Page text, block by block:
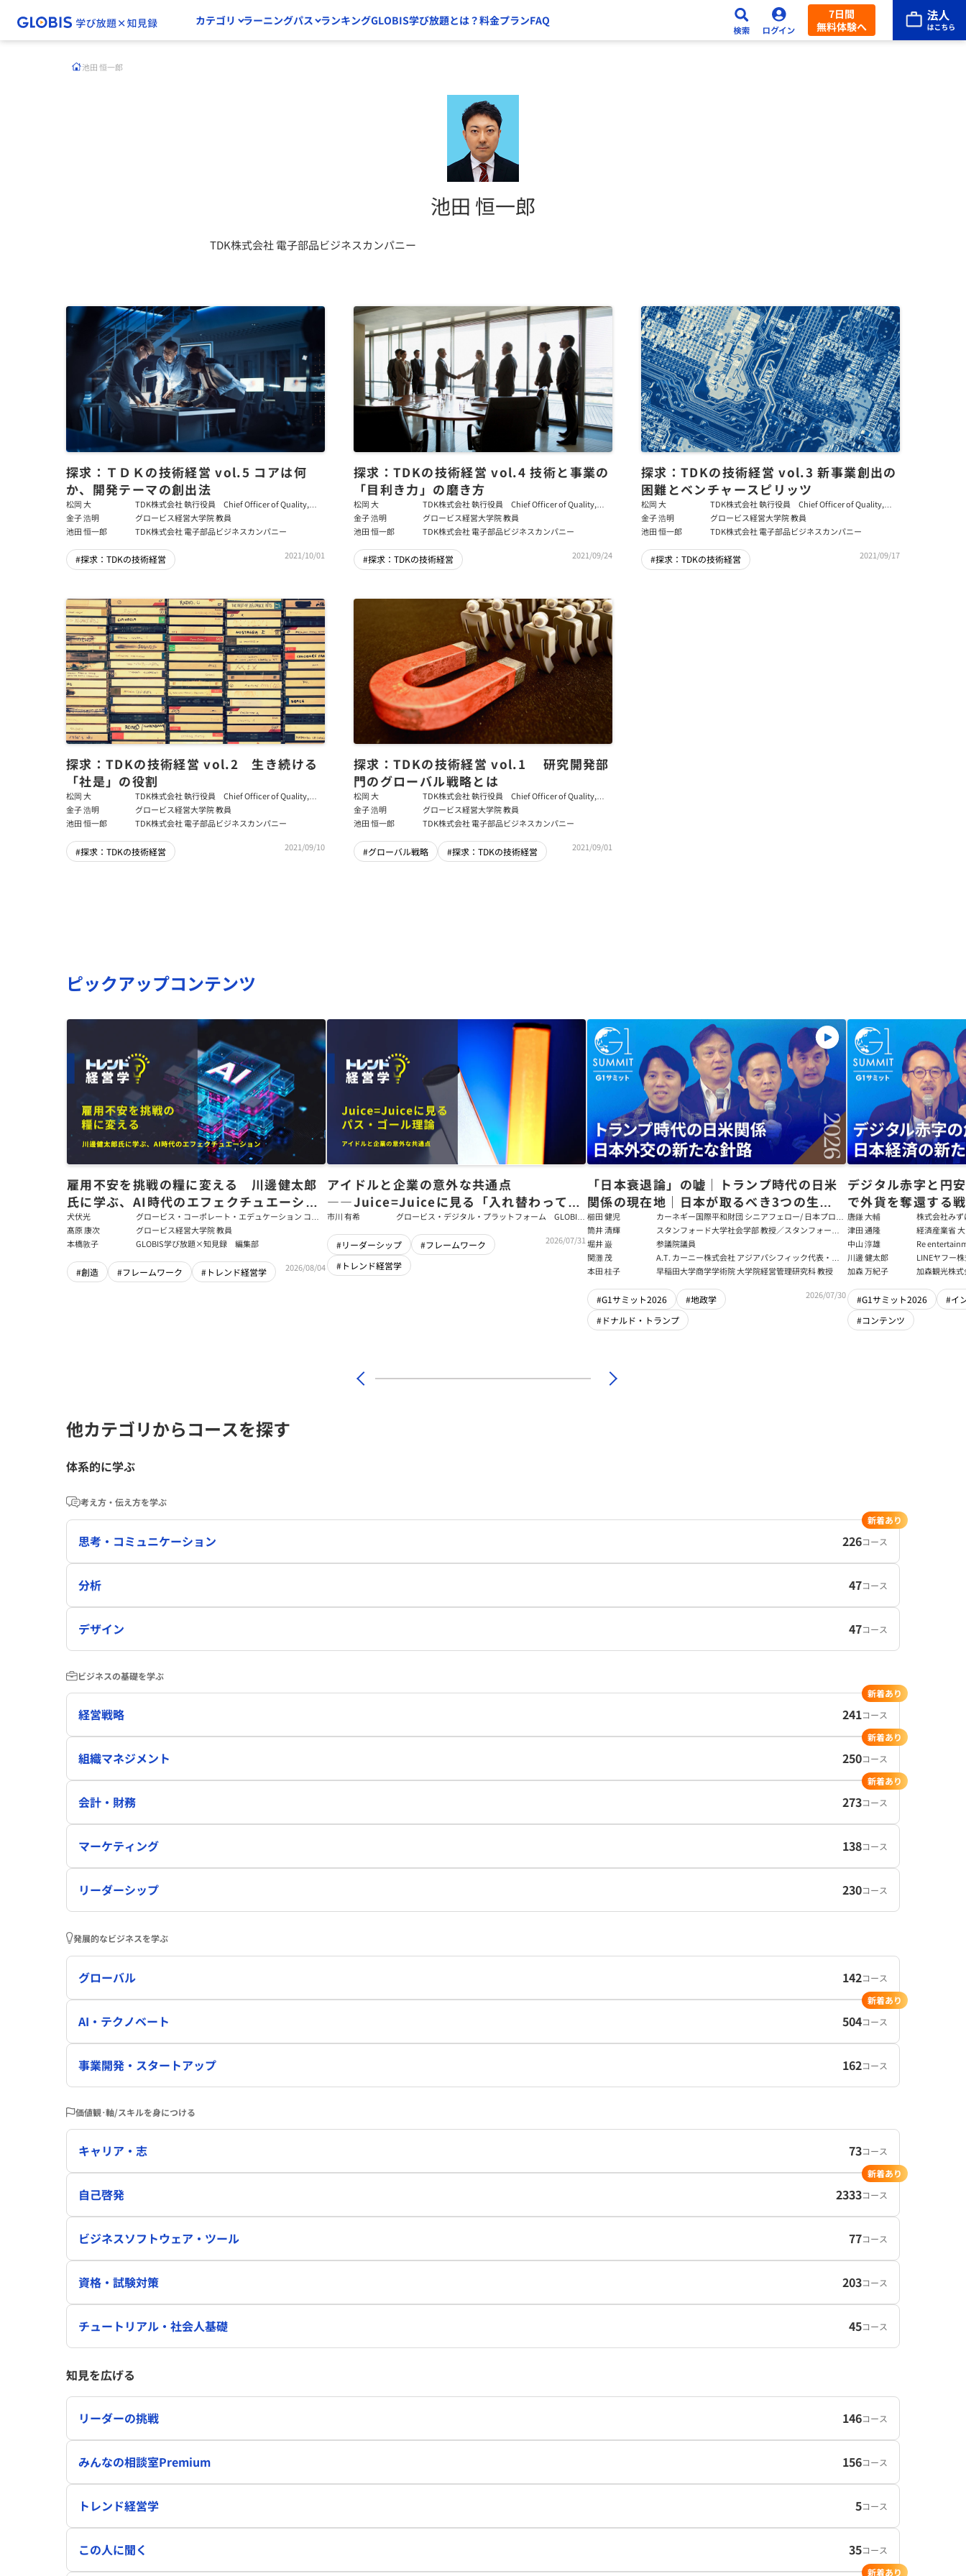
カテゴリ ラーニングパス ランキングGLOBIS学び放題とは？料金プランFAQ
7日間
無料体験へ
池田 恒一郎
池田 恒一郎
TDK株式会社 電子部品ビジネスカンパニー
探求：ＴＤＫの技術経営 vol.5 コアは何
か、開発テーマの創出法
松岡 大
TDK株式会社 執行役員 Chief Officer of Quality,
Safety & Environment
金子 浩明
グロービス経営大学院 教員
池田 恒一郎
TDK株式会社 電子部品ビジネスカンパニー
#探求：TDKの技術経営 2021/10/01
探求：TDKの技術経営 vol.4 技術と事業の
「目利き力」の磨き方
松岡 大
TDK株式会社 執行役員 Chief Officer of Quality,
Safety & Environment
金子 浩明
グロービス経営大学院 教員
池田 恒一郎
TDK株式会社 電子部品ビジネスカンパニー
#探求：TDKの技術経営 2021/09/24
探求：TDKの技術経営 vol.3 新事業創出の
困難とベンチャースピリッツ
松岡 大
TDK株式会社 執行役員 Chief Officer of Quality,
Safety & Environment
金子 浩明
グロービス経営大学院 教員
池田 恒一郎
TDK株式会社 電子部品ビジネスカンパニー
#探求：TDKの技術経営 2021/09/17
探求：TDKの技術経営 vol.2 生き続ける
「社是」の役割
松岡 大
TDK株式会社 執行役員 Chief Officer of Quality,
Safety & Environment
金子 浩明
グロービス経営大学院 教員
池田 恒一郎
TDK株式会社 電子部品ビジネスカンパニー
#探求：TDKの技術経営 2021/09/10
探求：TDKの技術経営 vol.1 研究開発部
門のグローバル戦略とは
松岡 大
TDK株式会社 執行役員 Chief Officer of Quality,
Safety & Environment
金子 浩明
グロービス経営大学院 教員
池田 恒一郎
TDK株式会社 電子部品ビジネスカンパニー
#グローバル戦略 #探求：TDKの技術経営 2021/09/01
ピックアップコンテンツ
雇用不安を挑戦の糧に変える 川邊健太郎
氏に学ぶ、AI時代のエフェクチュエーショ
ン
犬伏光
グロービス・コーポレート・エデュケーション コー
ポレート・ソリューション・チーム コンサルタント
髙原 康次
グロービス経営大学院 教員
本橋敦子
GLOBIS学び放題×知見録 編集部
#創造 #フレームワーク #トレンド経営学 2026/08/04
アイドルと企業の意外な共通点
――Juice=Juiceに見る「入れ替わっても
強いチーム」をつくるパス・ゴール理論
市川 有希
グロービス・デジタル・プラットフォーム GLOBIS
#リーダーシップ
#フレームワーク
#トレンド経営学
2026/07/31
「日本衰退論」の嘘｜トランプ時代の日米
関係の現在地｜日本が取るべき3つの生存
戦略【櫛田健児×関灘茂×堀井巌×筒井清
輝】
櫛田 健児
カーネギー国際平和財団 シニアフェロー/ 日本プログ
ラムディレクター
筒井 清輝
スタンフォード大学社会学部 教授／スタンフォード
大学アジア太平洋研究センター 所長／東京財団 名誉
フェロー
堀井 巌
参議院議員
関灘 茂
A.T. カーニー株式会社 アジアパシフィック代表・日
本法人会長
本田 桂子 早稲田大学商学学術院 大学院経営管理研究科 教授
#G1サミット2026
#地政学
#ドナルド・トランプ
2026/07/30
デジタル赤字と円
で外貨を奪還する
る真の条件
唐鎌 大輔
株式会社み
ト
津田 通隆
経済産業省
デジタル経
報処理推進
センター 情
任者
中山 淳雄
Re
講師／Plott
川邊 健太郎
LINEヤフー
加森 万紀子
加森観光株式
#G1サミット2026
#イ
#コンテンツ
他カテゴリからコースを探す
体系的に学ぶ
考え方・伝え方を学ぶ
思考・コミュニケーション 226コース
新着あり
分析 47コース
デザイン 47コース
ビジネスの基礎を学ぶ
経営戦略 241コース
新着あり
組織マネジメント 250コース
新着あり
会計・財務 273コース
新着あり
マーケティング 138コース
リーダーシップ 230コース
発展的なビジネスを学ぶ
グローバル 142コース
AI・テクノベート 504コース
新着あり
事業開発・スタートアップ 162コース
価値観･軸/スキルを身につける
キャリア・志 73コース
自己啓発 2333コース
新着あり
ビジネスソフトウェア・ツール 77コース
資格・試験対策 203コース
チュートリアル・社会人基礎 45コース
知見を広げる
リーダーの挑戦 146コース
みんなの相談室Premium 156コース
トレンド経営学 5コース
この人に聞く 35コース
新着あり